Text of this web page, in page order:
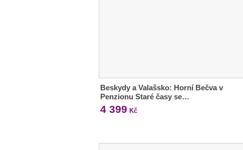
Beskydy a Valašsko: Horní Bečva v
Penzionu Staré časy se…
4 399 Kč